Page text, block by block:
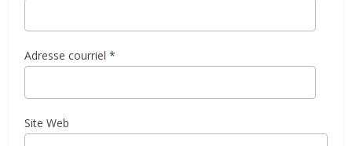
Adresse courriel *
Site Web